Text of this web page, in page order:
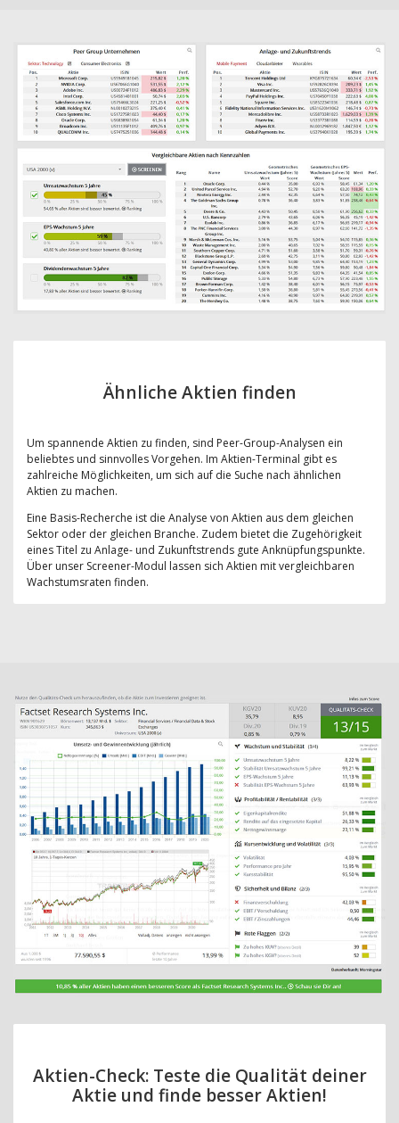
Ähnliche Aktien finden
Um spannende Aktien zu finden, sind Peer-Group-Analysen ein
beliebtes und sinnvolles Vorgehen. Im Aktien-Terminal gibt es
zahlreiche Möglichkeiten, um sich auf die Suche nach ähnlichen
Aktien zu machen.
Eine Basis-Recherche ist die Analyse von Aktien aus dem gleichen
Sektor oder der gleichen Branche. Zudem bietet die Zugehörigkeit
eines Titel zu Anlage- und Zukunftstrends gute Anknüpfungspunkte.
Über unser Screener-Modul lassen sich Aktien mit vergleichbaren
Wachstumsraten finden.
Aktien-Check: Teste die Qualität deiner
Aktie und finde besser Aktien!